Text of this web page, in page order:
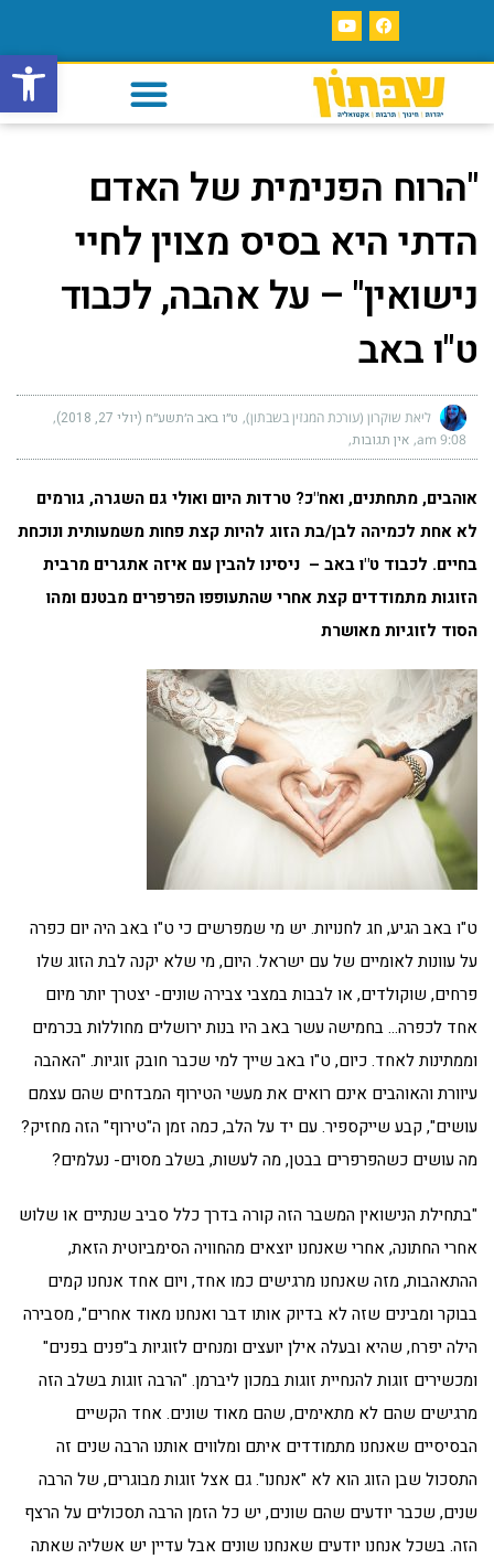
פתח
"הרוח הפנימית של האדם
הדתי היא בסיס מצוין לחיי
נישואין" – על אהבה, לכבוד
ט"ו באב
ליאת שוקרון (עורכת המגזין בשבתון) ט״ו באב ה׳תשע״ח (יולי 27, 2018)
9:08 am אין תגובות
אוהבים, מתחתנים, ואח"כ? טרדות היום ואולי גם השגרה, גורמים
לא אחת לכמיהה לבן/בת הזוג להיות קצת פחות משמעותית ונוכחת
בחיים. לכבוד ט"ו באב – ניסינו להבין עם איזה אתגרים מרבית
הזוגות מתמודדים קצת אחרי שהתעופפו הפרפרים מבטנם ומהו
הסוד לזוגיות מאושרת
ט"ו באב הגיע, חג לחנויות. יש מי שמפרשים כי ט"ו באב היה יום כפרה
על עוונות לאומיים של עם ישראל. היום, מי שלא יקנה לבת הזוג שלו
פרחים, שוקולדים, או לבבות במצבי צבירה שונים- יצטרך יותר מיום
אחד לכפרה… בחמישה עשר באב היו בנות ירושלים מחוללות בכרמים
וממתינות לאחד. כיום, ט"ו באב שייך למי שכבר חובק זוגיות. "האהבה
עיוורת והאוהבים אינם רואים את מעשי הטירוף המבדחים שהם עצמם
עושים", קבע שייקספיר. עם יד על הלב, כמה זמן ה"טירוף" הזה מחזיק?
מה עושים כשהפרפרים בבטן, מה לעשות, בשלב מסוים- נעלמים?
"בתחילת הנישואין המשבר הזה קורה בדרך כלל סביב שנתיים או שלוש
אחרי החתונה, אחרי שאנחנו יוצאים מהחוויה הסימביוטית הזאת,
ההתאהבות, מזה שאנחנו מרגישים כמו אחד, ויום אחד אנחנו קמים
בבוקר ומבינים שזה לא בדיוק אותו דבר ואנחנו מאוד אחרים", מסבירה
הילה יפרח, שהיא ובעלה אילן יועצים ומנחים לזוגיות ב"פנים בפנים"
ומכשירים זוגות להנחיית זוגות במכון ליברמן. "הרבה זוגות בשלב הזה
מרגישים שהם לא מתאימים, שהם מאוד שונים. אחד הקשיים
הבסיסיים שאנחנו מתמודדים איתם ומלווים אותנו הרבה שנים זה
התסכול שבן הזוג הוא לא "אנחנו". גם אצל זוגות מבוגרים, של הרבה
שנים, שכבר יודעים שהם שונים, יש כל הזמן הרבה תסכולים על הרצף
הזה. בשכל אנחנו יודעים שאנחנו שונים אבל עדיין יש אשליה שאתה